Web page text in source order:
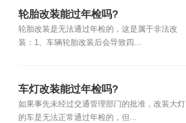
轮胎改装能过年检吗?
轮胎改装是无法通过年检的，这是属于非法改
装：1、车辆轮胎改装后会导致四...
车灯改装能过年检吗?
如果事先未经过交通管理部门的批准，改装大灯
的车是无法正常通过年检的，但...